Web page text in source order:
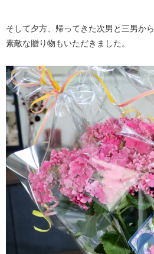
そして夕方、帰ってきた次男と三男から
素敵な贈り物もいただきました。